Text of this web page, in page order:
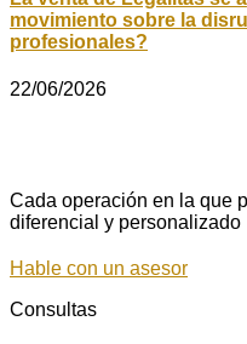
movimiento sobre la
profesionales?
22/06/2026
Cada operación en la que
diferencial y personalizado
Hable con un asesor
Consultas